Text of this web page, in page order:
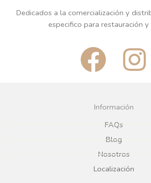
Dedicados a la comercialización y
especifico para restauración
F
a
c
e
b
I
n
Información
FAQs
Blog
Nosotros
Localización